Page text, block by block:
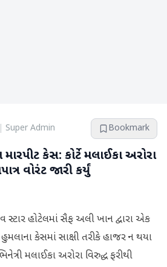
Super Admin Bookmark
કેસ: કોર્ટે મલાઈકા અરોરા
વોરંટ જારી કર્યું
સ્ટાર હોટેલમાં સૈફ અલી ખાન દ્વારા એક
કેસમાં સાક્ષી તરીકે હાજર ન થયા
મલાઈકા અરોરા વિરુદ્ધ ફરીથી